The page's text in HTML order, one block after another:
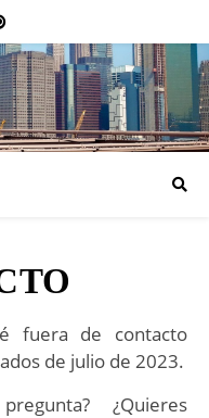
de julio de 2023.
¿Quieres